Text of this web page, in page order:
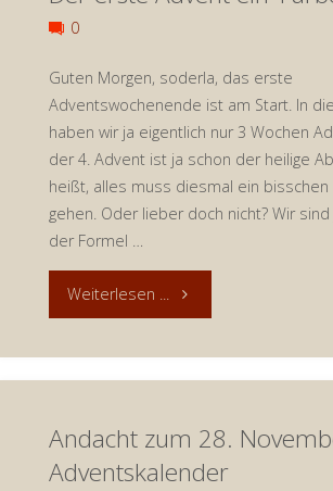
und
Kokosnüsse"
0
Guten Morgen, soderla, das erste
Adventswochenende ist am Start. In
haben wir ja eigentlich nur 3 Wochen
der 4. Advent ist ja schon der heilige
heißt, alles muss diesmal ein bisschen
gehen. Oder lieber doch nicht? Wir
der Formel …
Weiterlesen ... "Andacht
2.
Dezember
2017:
Andacht zum 28.
Adventskalender